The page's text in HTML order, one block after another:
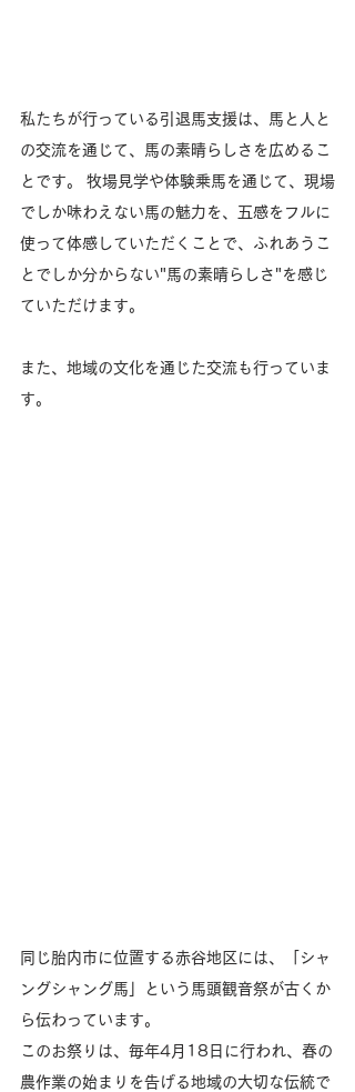
私たちが行っている引退馬支援は、馬と人と
の交流を通じて、馬の素晴らしさを広めるこ
とです。 牧場見学や体験乗馬を通じて、現場
でしか味わえない馬の魅力を、五感をフルに
使って体感していただくことで、ふれあうこ
とでしか分からない"馬の素晴らしさ"を感じ
ていただけます。
また、地域の文化を通じた交流も行っていま
す。
同じ胎内市に位置する赤谷地区には、「シャ
ングシャング馬」という馬頭観音祭が古くか
ら伝わっています。
このお祭りは、毎年4月18日に行われ、春の
農作業の始まりを告げる地域の大切な伝統で